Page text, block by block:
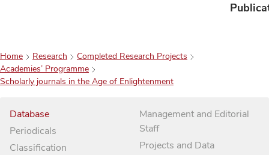
Home Research
Completed Research Projects
Academies’ Programme
Scholarly journals in the Age of Enlightenment
Database
Periodicals
Classification
Management and Editorial
Staff
Projects and Data